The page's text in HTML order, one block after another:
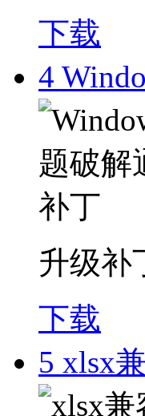
下载
4
升级补
下载
5 xlsx